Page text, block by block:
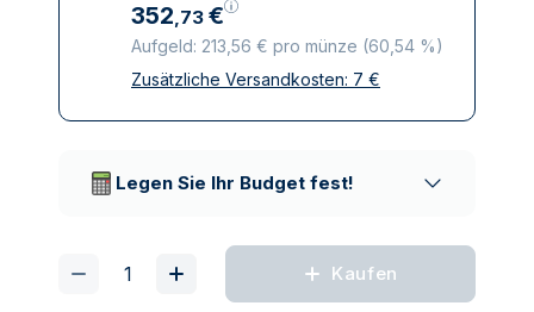
352,73 €
Aufgeld: 213,56 € pro münze (60,54 %)
Alle Steuern inbegriffen
Zusätzliche Versandkosten: 7 €
Legen Sie Ihr Budget fest!
Kaufen